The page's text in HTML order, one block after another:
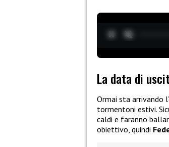
La data di
Ormai sta arrivando
tormentoni estivi.
caldi e faranno
obiettivo, quindi